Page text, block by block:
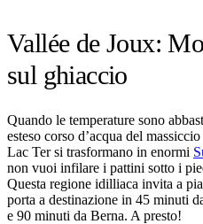
Vallée de Joux:
sul ghiaccio
Quando le temperature sono
esteso corso d’acqua del
Lac Ter si trasformano in enormi
non vuoi infilare i pattini sotto i
Questa regione idilliaca invita a
porta a destinazione in 45 minuti
e 90 minuti da Berna. A presto!